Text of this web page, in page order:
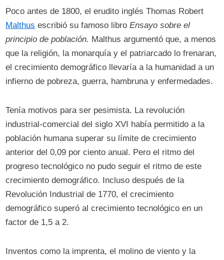
Poco antes de 1800, el erudito inglés Thomas Robert
Malthus escribió su famoso libroEnsayo sobre el
principio de población. Malthus argumentó que, a menos
que la religión, la monarquía y el patriarcado lo frenaran,
el crecimiento demográfico llevaría a la humanidad a un
infierno de pobreza, guerra, hambruna y enfermedades.
Tenía motivos para ser pesimista. La revolución
industrial-comercial del siglo XVI había permitido a la
población humana superar su límite de crecimiento
anterior del 0,09 por ciento anual. Pero el ritmo del
progreso tecnológico no pudo seguir el ritmo de este
crecimiento demográfico. Incluso después de la
Revolución Industrial de 1770, el crecimiento
demográfico superó al crecimiento tecnológico en un
factor de 1,5 a 2.
Inventos como la imprenta, el molino de viento y la